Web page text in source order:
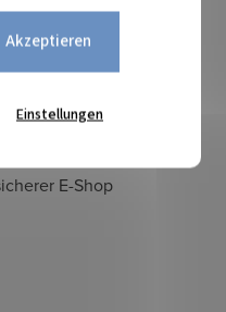
Akzeptieren
Einstellungen
E-Shop